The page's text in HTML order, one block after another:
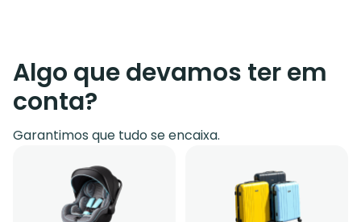
Algo que devamos ter em
conta?
Garantimos que tudo se encaixa.